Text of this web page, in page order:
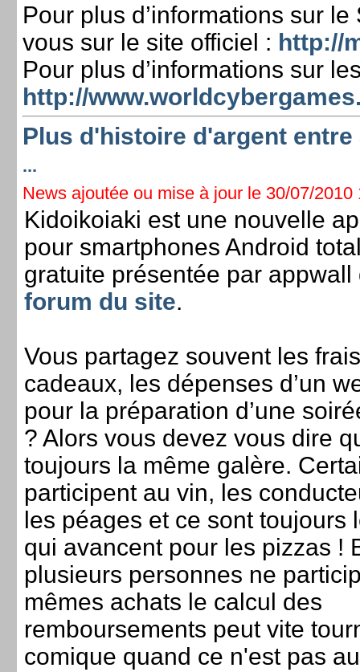
Pour plus d’informations sur
vous sur le site officiel : http://
Pour plus d’informations sur
http://
Plus d'histoire d'argent
...
News ajoutée ou mise à jour le 30/07/2010
Kidoikoiaki est une nouvelle
pour smartphones Android
gratuite présentée par appwall
forum du site.
Vous partagez souvent les
cadeaux, les dépenses d’un
pour la préparation d’une
? Alors vous devez vous dire
toujours la même galère.
participent au vin, les
les péages et ce sont toujours
qui avancent pour les pizzas !
plusieurs personnes ne
mêmes achats le calcul des
remboursements peut vite
comique quand ce n'est pas